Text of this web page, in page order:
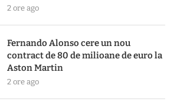
2 ore ago
Fernando Alonso cere un nou
contract de 80 de milioane de euro la
Aston Martin
2 ore ago